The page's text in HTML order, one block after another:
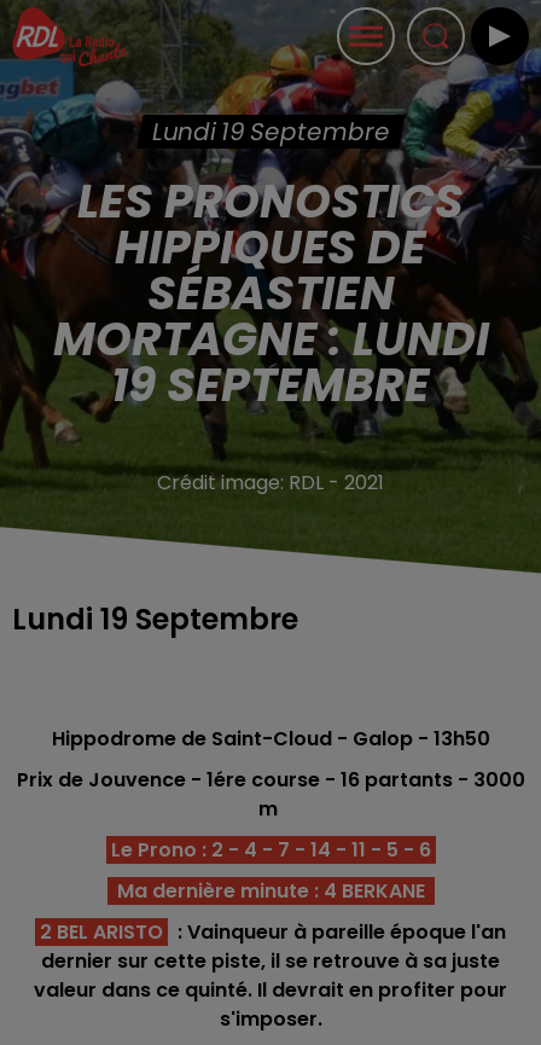
Lundi 19 Septembre
LES PRONOSTICS
HIPPIQUES DE
SÉBASTIEN
MORTAGNE : LUNDI
19 SEPTEMBRE
Crédit image: RDL - 2021
Lundi 19 Septembre
Hippodrome de Saint-Cloud - Galop - 13h50
Prix de Jouvence - 1érecourse - 16partants - 3000
m
Le Prono : 2 - 4 - 7 - 14 - 11 - 5 - 6
Ma dernière minute : 4 BERKANE
2 BEL ARISTO : Vainqueur à pareille époque l'an
dernier sur cette piste, il se retrouve à sa juste
valeur dans ce quinté. Il devrait en profiter pour
s'imposer.